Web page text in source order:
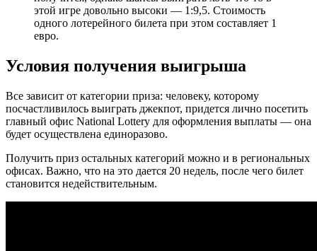
этой игре довольно высоки — 1:9,5. Стоимость
одного лотерейного билета при этом составляет 1
евро.
Условия получения выигрыша
Все зависит от категории приза: человеку, которому
посчастливилось выиграть джекпот, придется лично посетить
главный офис National Lottery для оформления выплаты — она
будет осуществлена единоразово.
Получить приз остальных категорий можно и в региональных
офисах. Важно, что на это дается 20 недель, после чего билет
становится недействительным.